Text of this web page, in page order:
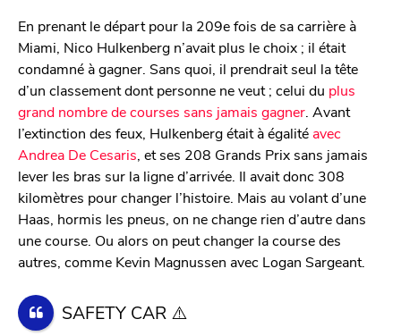
En prenant le départ pour la 209e fois de sa carrière à
Miami, Nico Hulkenberg n’avait plus le choix ; il était
condamné à gagner. Sans quoi, il prendrait seul la tête
d’un classement dont personne ne veut ; celui du plus
grand nombre de courses sans jamais gagner . Avant
l’extinction des feux, Hulkenberg était à égalité avec
Andrea De Cesaris , et ses 208 Grands Prix sans jamais
lever les bras sur la ligne d’arrivée. Il avait donc 308
kilomètres pour changer l’histoire. Mais au volant d’une
Haas, hormis les pneus, on ne change rien d’autre dans
une course. Ou alors on peut changer la course des
autres, comme Kevin Magnussen avec Logan Sargeant.
SAFETY CAR ⚠️